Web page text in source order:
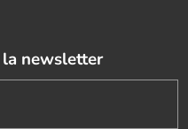
la newsletter